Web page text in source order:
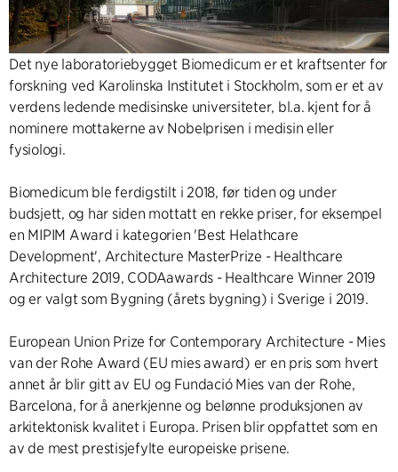
Det nye laboratoriebygget Biomedicum er et kraftsenter for
forskning ved Karolinska Institutet i Stockholm, som er et av
verdens ledende medisinske universiteter, bl.a. kjent for å
nominere mottakerne av Nobelprisen i medisin eller
fysiologi.
Biomedicum ble ferdigstilt i 2018, før tiden og under
budsjett, og har siden mottatt en rekke priser, for eksempel
en MIPIM Award i kategorien 'Best Helathcare
Development', Architecture MasterPrize - Healthcare
Architecture 2019, CODAawards - Healthcare Winner 2019
og er valgt som Bygning (årets bygning) i Sverige i 2019.
European Union Prize for Contemporary Architecture - Mies
van der Rohe Award (EU mies award) er en pris som hvert
annet år blir gitt av EU og Fundació Mies van der Rohe,
Barcelona, for å anerkjenne og belønne produksjonen av
arkitektonisk kvalitet i Europa. Prisen blir oppfattet som en
av de mest prestisjefylte europeiske prisene.